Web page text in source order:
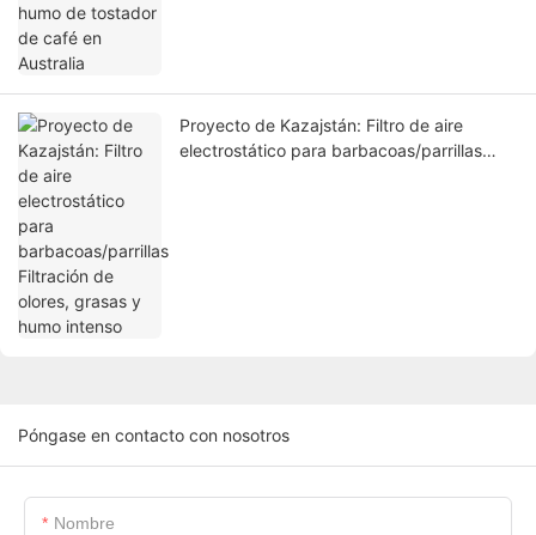
Proyecto de Kazajstán: Filtro de aire
electrostático para barbacoas/parrillas
Póngase en contacto con nosotros
Nombre